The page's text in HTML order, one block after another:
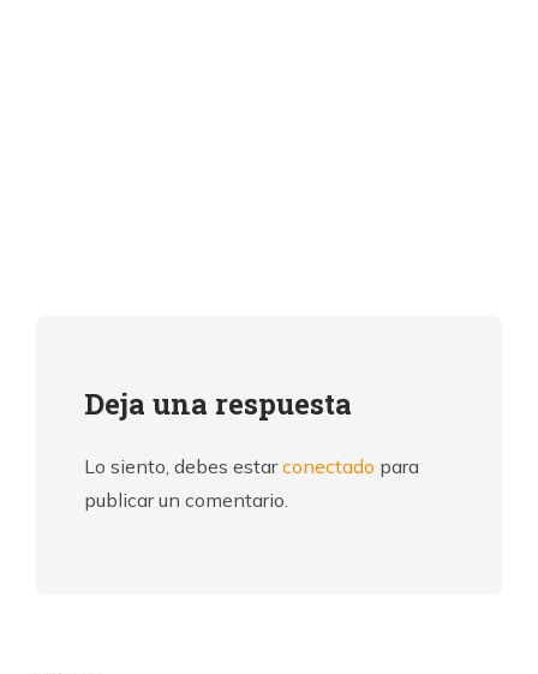
Deja una respuesta
Lo siento, debes estarconectado para
publicar un comentario.